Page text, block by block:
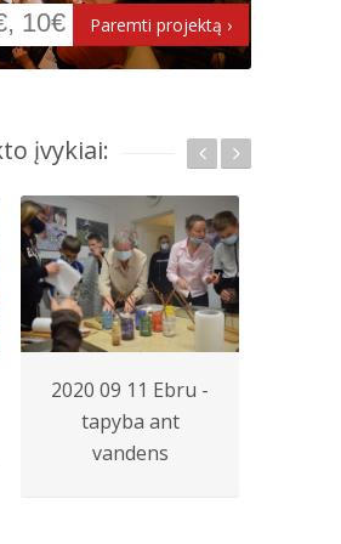
įvykiai:
2020 09 11 Ebru -
tapyba ant
vandens